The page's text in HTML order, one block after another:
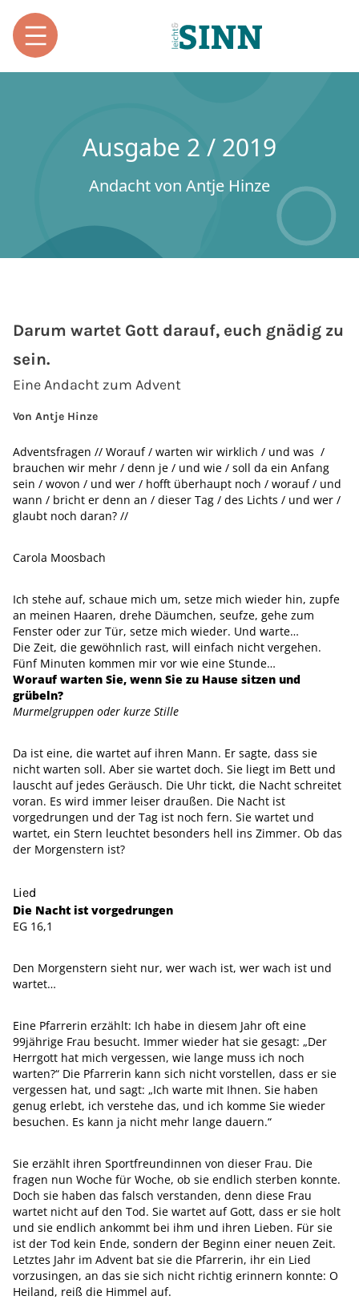
Ausgabe 2 / 2019
Andacht von Antje Hinze
Darum wartet Gott darauf, euch gnädig zu
sein.
Eine Andacht zum Advent
Von Antje Hinze
Adventsfragen // Worauf / warten wir wirklich / und was /
brauchen wir mehr / denn je / und wie / soll da ein Anfang
sein / wovon / und wer / hofft überhaupt noch / worauf / und
wann / bricht er denn an / dieser Tag / des Lichts / und wer /
glaubt noch daran? //
Carola Moosbach
Ich stehe auf, schaue mich um, setze mich wieder hin, zupfe
an meinen Haaren, drehe Däumchen, seufze, gehe zum
Fenster oder zur Tür, setze mich wieder. Und warte…
Die Zeit, die gewöhnlich rast, will einfach nicht vergehen.
Fünf Minuten kommen mir vor wie eine Stunde…
Worauf warten Sie, wenn Sie zu Hause sitzen und
grübeln?
Murmelgruppen oder kurze Stille
Da ist eine, die wartet auf ihren Mann. Er sagte, dass sie
nicht warten soll. Aber sie wartet doch. Sie liegt im Bett und
lauscht auf jedes Geräusch. Die Uhr tickt, die Nacht schreitet
voran. Es wird immer leiser draußen. Die Nacht ist
vorgedrungen und der Tag ist noch fern. Sie wartet und
wartet, ein Stern leuchtet besonders hell ins Zimmer. Ob das
der Morgenstern ist?
Lied
Die Nacht ist vorgedrungen
EG 16,1
Den Morgenstern sieht nur, wer wach ist, wer wach ist und
wartet…
Eine Pfarrerin erzählt: Ich habe in diesem Jahr oft eine
99jährige Frau besucht. Immer wieder hat sie gesagt: „Der
Herrgott hat mich vergessen, wie lange muss ich noch
warten?“ Die Pfarrerin kann sich nicht vorstellen, dass er sie
vergessen hat, und sagt: „Ich warte mit Ihnen. Sie haben
genug erlebt, ich verstehe das, und ich komme Sie wieder
besuchen. Es kann ja nicht mehr lange dauern.“
Sie erzählt ihren Sportfreundinnen von dieser Frau. Die
fragen nun Woche für Woche, ob sie endlich sterben konnte.
Doch sie haben das falsch verstanden, denn diese Frau
wartet nicht auf den Tod. Sie wartet auf Gott, dass er sie holt
und sie endlich ankommt bei ihm und ihren Lieben. Für sie
ist der Tod kein Ende, sondern der Beginn einer neuen Zeit.
Letztes Jahr im Advent bat sie die Pfarrerin, ihr ein Lied
vorzusingen, an das sie sich nicht richtig erinnern konnte: O
Heiland, reiß die Himmel auf.